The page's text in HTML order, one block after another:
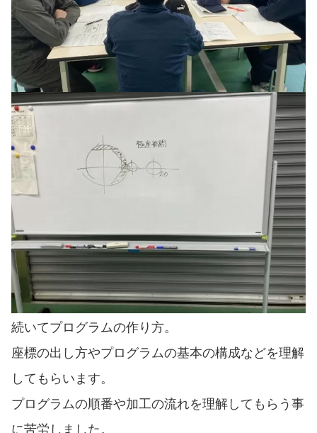
続いてプログラムの作り方。
座標の出し方やプログラムの基本の構成などを理解
してもらいます。
プログラムの順番や加工の流れを理解してもらう事
に苦労しました。